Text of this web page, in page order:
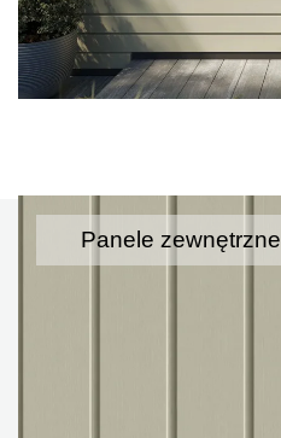
Panele zewnętrzne